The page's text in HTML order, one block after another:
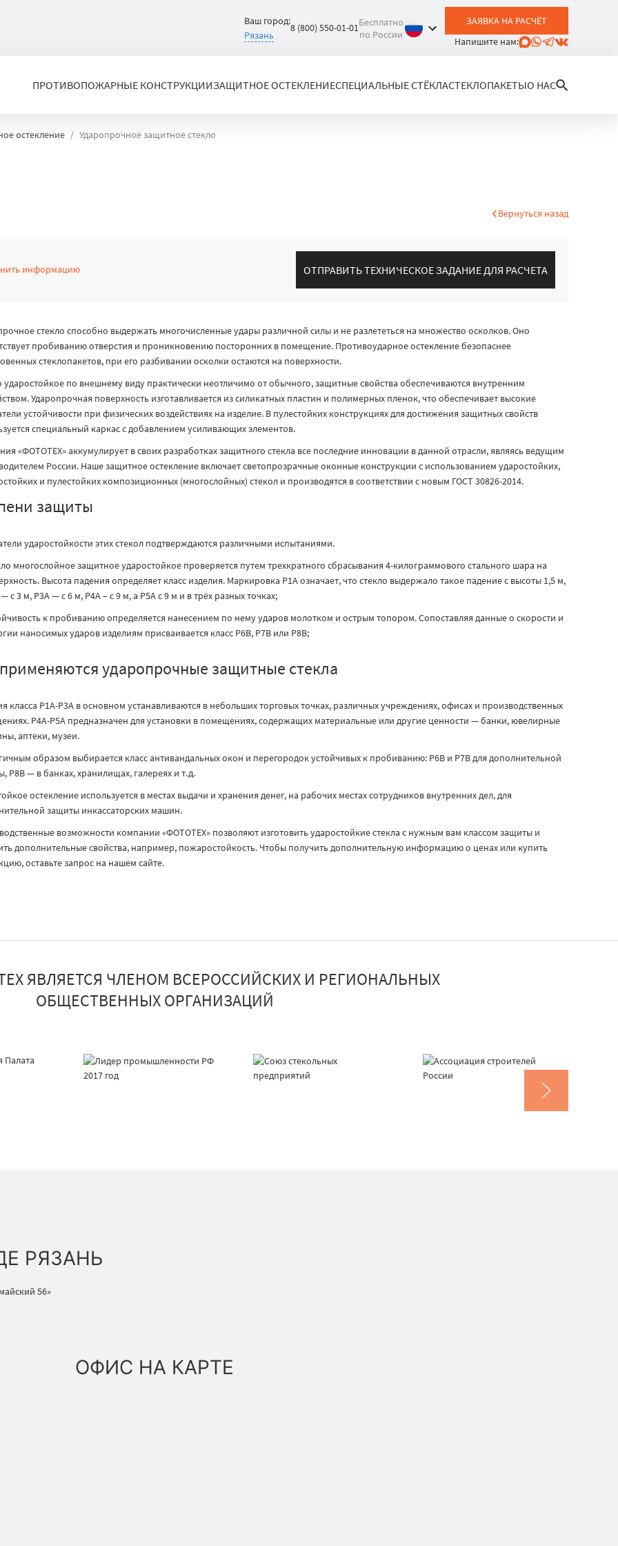
Ваш город:
Рязань
8 (800) 550-01-01Бесплатно
по России
ЗАЯВКА НА РАСЧЁТ
Напишите нам:
ПРОТИВОПОЖАРНЫЕ КОНСТРУКЦИИЗАЩИТНОЕ ОСТЕКЛЕНИЕСПЕЦИАЛЬНЫЕ СТЁКЛАСТЕКЛОПАКЕТЫО НАС
остекление Ударопрочное защитное стекло
Вернуться назад
информацию ОТПРАВИТЬ ТЕХНИЧЕСКОЕ ЗАДАНИЕ ДЛЯ РАСЧЕТА
стекло способно выдержать многочисленные удары различной силы и не разлететься на множество осколков. Оно
пробиванию отверстия и проникновению посторонних в помещение. Противоударное остекление безопаснее
стеклопакетов, при его разбивании осколки остаются на поверхности.
ударостойкое по внешнему виду практически неотличимо от обычного, защитные свойства обеспечиваются внутренним
Ударопрочная поверхность изготавливается из силикатных пластин и полимерных пленок, что обеспечивает высокие
устойчивости при физических воздействиях на изделие. В пулестойких конструкциях для достижения защитных свойств
специальный каркас с добавлением усиливающих элементов.
«ФОТОТЕХ» аккумулирует в своих разработках защитного стекла все последние инновации в данной отрасли, являясь ведущим
России. Наше защитное остекление включает светопрозрачные оконные конструкции с использованием ударостойких,
и пулестойких композиционных (многослойных) стекол и производятся в соответствии с новым ГОСТ 30826-2014.
защиты
ударостойкости этих стекол подтверждаются различными испытаниями.
многослойное защитное ударостойкое проверяется путем трехкратного сбрасывания 4-килограммового стального шара на
Высота падения определяет класс изделия. Маркировка Р1А означает, что стекло выдержало такое падение с высоты 1,5 м,
с 3 м, Р3А — с 6 м, Р4А – с 9 м, а Р5А с 9 м и в трёх разных точках;
к пробиванию определяется нанесением по нему ударов молотком и острым топором. Сопоставляя данные о скорости и
наносимых ударов изделиям присваивается класс Р6В, Р7В или Р8В;
ударопрочные защитные стекла
класса Р1А-Р3А в основном устанавливаются в небольших торговых точках, различных учреждениях, офисах и производственных
Р4А-Р5А предназначен для установки в помещениях, содержащих материальные или другие ценности — банки, ювелирные
аптеки, музеи.
образом выбирается класс антивандальных окон и перегородок устойчивых к пробиванию: Р6В и Р7В для дополнительной
Р8В — в банках, хранилищах, галереях и т.д.
остекление используется в местах выдачи и хранения денег, на рабочих местах сотрудников внутренних дел, для
защиты инкассаторских машин.
возможности компании «ФОТОТЕХ» позволяют изготовить ударостойкие стекла с нужным вам классом защиты и
дополнительные свойства, например, пожаростойкость. Чтобы получить дополнительную информацию о ценах или купить
оставьте запрос на нашем сайте.
ЯВЛЯЕТСЯ ЧЛЕНОМ ВСЕРОССИЙСКИХ И РЕГИОНАЛЬНЫХ
ОБЩЕСТВЕННЫХ ОРГАНИЗАЦИЙ
РЯЗАНЬ
56»
ОФИС НА КАРТЕ